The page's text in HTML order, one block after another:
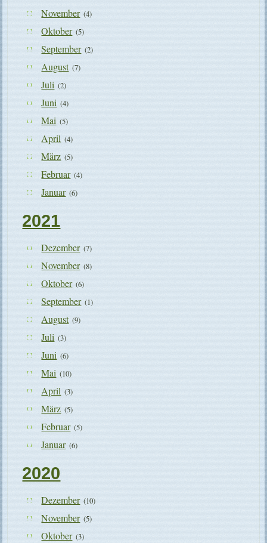
November (4)
Oktober (5)
September (2)
August (7)
Juli (2)
Juni (4)
Mai (5)
April (4)
März (5)
Februar (4)
Januar (6)
2021
Dezember (7)
November (8)
Oktober (6)
September (1)
August (9)
Juli (3)
Juni (6)
Mai (10)
April (3)
März (5)
Februar (5)
Januar (6)
2020
Dezember (10)
November (5)
Oktober (3)